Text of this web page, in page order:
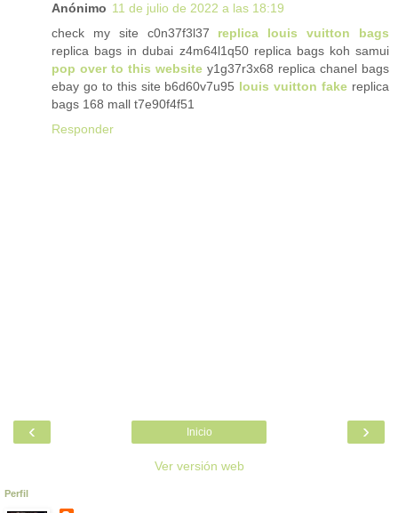
Anónimo 11 de julio de 2022 a las 18:19
check my site c0n37f3l37 replica louis vuitton bags
replica bags in dubai z4m64l1q50 replica bags koh samui
pop over to this website y1g37r3x68 replica chanel bags
ebay go to this site b6d60v7u95 louis vuitton fake replica
bags 168 mall t7e90f4f51
Responder
‹ ›
Inicio
Ver versión web
Perfil